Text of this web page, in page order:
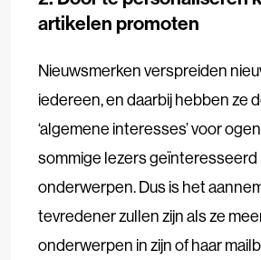
artikelen promoten
Nieuwsmerken verspreiden
iedereen, en daarbij hebben ze
‘algemene interesses’ voor
sommige lezers geïnteresseerd
onderwerpen. Dus is het
tevredener zullen zijn als ze
onderwerpen in zijn of haar